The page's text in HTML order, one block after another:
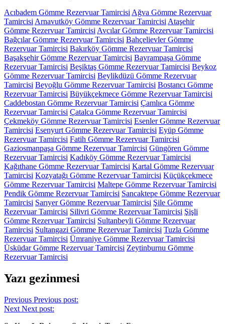
Acıbadem Gömme Rezervuar Tamircisi Ağva Gömme Rezervuar
Tamircisi Arnavutköy Gömme Rezervuar Tamircisi Ataşehir
Gömme Rezervuar Tamircisi Avcılar Gömme Rezervuar Tamircisi
Bağcılar Gömme Rezervuar Tamircisi Bahçelievler Gömme
Rezervuar Tamircisi Bakırköy Gömme Rezervuar Tamircisi
Başakşehir Gömme Rezervuar Tamircisi Bayrampaşa Gömme
Rezervuar Tamircisi Beşiktaş Gömme Rezervuar Tamircisi Beykoz
Gömme Rezervuar Tamircisi Beylikdüzü Gömme Rezervuar
Tamircisi Beyoğlu Gömme Rezervuar Tamircisi Bostancı Gömme
Rezervuar Tamircisi Büyükçekmece Gömme Rezervuar Tamircisi
Caddebostan Gömme Rezervuar Tamircisi Çamlıca Gömme
Rezervuar Tamircisi Çatalca Gömme Rezervuar Tamircisi
Çekmeköy Gömme Rezervuar Tamircisi Esenler Gömme Rezervuar
Tamircisi Esenyurt Gömme Rezervuar Tamircisi Eyüp Gömme
Rezervuar Tamircisi Fatih Gömme Rezervuar Tamircisi
Gaziosmanpaşa Gömme Rezervuar Tamircisi Güngören Gömme
Rezervuar Tamircisi Kadıköy Gömme Rezervuar Tamircisi
Kağıthane Gömme Rezervuar Tamircisi Kartal Gömme Rezervuar
Tamircisi Kozyatağı Gömme Rezervuar Tamircisi Küçükçekmece
Gömme Rezervuar Tamircisi Maltepe Gömme Rezervuar Tamircisi
Pendik Gömme Rezervuar Tamircisi Sancaktepe Gömme Rezervuar
Tamircisi Sarıyer Gömme Rezervuar Tamircisi Şile Gömme
Rezervuar Tamircisi Silivri Gömme Rezervuar Tamircisi Şişli
Gömme Rezervuar Tamircisi Sultanbeyli Gömme Rezervuar
Tamircisi Sultangazi Gömme Rezervuar Tamircisi Tuzla Gömme
Rezervuar Tamircisi Ümraniye Gömme Rezervuar Tamircisi
Üsküdar Gömme Rezervuar Tamircisi Zeytinburnu Gömme
Rezervuar Tamircisi
Yazı gezinmesi
Previous Previous post:
Next Next post: